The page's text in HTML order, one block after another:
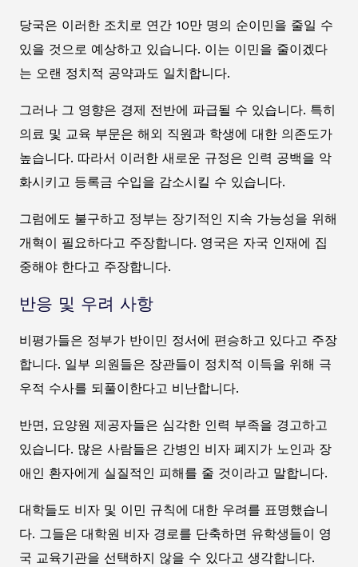
당국은 이러한 조치로 연간 10만 명의 순이민을 줄일 수
있을 것으로 예상하고 있습니다. 이는 이민을 줄이겠다
는 오랜 정치적 공약과도 일치합니다.
그러나 그 영향은 경제 전반에 파급될 수 있습니다. 특히
의료 및 교육 부문은 해외 직원과 학생에 대한 의존도가
높습니다. 따라서 이러한 새로운 규정은 인력 공백을 악
화시키고 등록금 수입을 감소시킬 수 있습니다.
그럼에도 불구하고 정부는 장기적인 지속 가능성을 위해
개혁이 필요하다고 주장합니다. 영국은 자국 인재에 집
중해야 한다고 주장합니다.
반응 및 우려 사항
비평가들은 정부가 반이민 정서에 편승하고 있다고 주장
합니다. 일부 의원들은 장관들이 정치적 이득을 위해 극
우적 수사를 되풀이한다고 비난합니다.
반면, 요양원 제공자들은 심각한 인력 부족을 경고하고
있습니다. 많은 사람들은 간병인 비자 폐지가 노인과 장
애인 환자에게 실질적인 피해를 줄 것이라고 말합니다.
대학들도 비자 및 이민 규칙에 대한 우려를 표명했습니
다. 그들은 대학원 비자 경로를 단축하면 유학생들이 영
국 교육기관을 선택하지 않을 수 있다고 생각합니다.